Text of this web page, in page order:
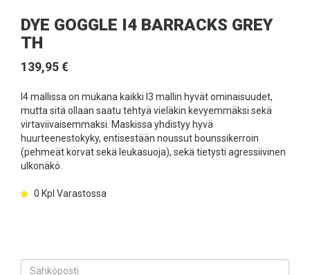
DYE GOGGLE I4 BARRACKS GREY
TH
139,95 €
I4 mallissa on mukana kaikki I3 mallin hyvät ominaisuudet,
mutta sitä ollaan saatu tehtyä vieläkin kevyemmäksi sekä
virtaviivaisemmaksi. Maskissa yhdistyy hyvä
huurteenestokyky, entisestään noussut bounssikerroin
(pehmeät korvat sekä leukasuoja), sekä tietysti agressiivinen
ulkonäkö.
0 Kpl Varastossa